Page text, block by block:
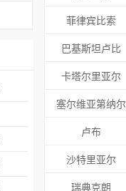
菲律宾比索
巴基斯坦卢比
卡塔尔里亚尔
塞尔维亚第纳尔
卢布
沙特里亚尔
瑞典克朗